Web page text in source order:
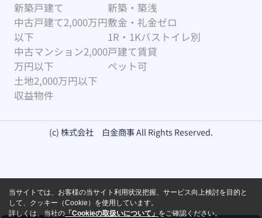
新築戸建て
中古戸建て2,000万円
以下
中古マンション2,000
万円以下
土地2,000万円以下
収益物件
新築・築浅
敷金・礼金ゼロ
1R・1Kバストイレ別
戸建て賃貸
ペット可
(c) 株式会社 白金商事 All Rights Reserved.
当サイトでは、お客様の当サイト利用状況把握、サービス向上検討を目的と
して、クッキー（Cookie）を使用しています。
詳しくは、当社の「Cookieの取扱いについて」をご確認ください。